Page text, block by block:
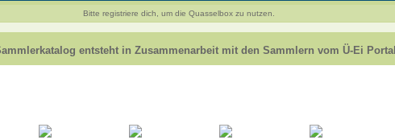
portal-sammlerkatalog.de/categories.php?cat_id=1043
- BPZ obere Reihe
zur Strafe die nächsten 3 Monate keine Ü-Eier bekommen ;))
310, 318 und 326 habe ich keine BPZ
leider weggeworfen *grrrr* ;)
am: 29. 4. 2026 - 18:04
Erinnerung ... oder?
Bitte registriere dich, um die Quasselbox zu nutzen.
entsteht in Zusammenarbeit mit den Sammlern vom Ü-Ei Portal